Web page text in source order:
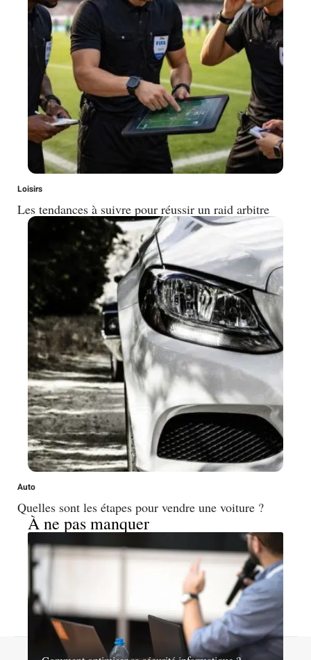
Loisirs
Les tendances à suivre pour réussir un raid arbitre
Auto
Quelles sont les étapes pour vendre une voiture ?
À ne pas manquer
Contact Mentions légales Sitemap